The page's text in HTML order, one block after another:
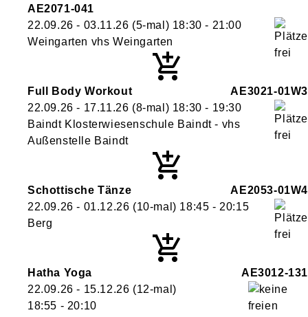
AE2071-041
22.09.26 - 03.11.26 (5-mal) 18:30 - 21:00
Weingarten vhs Weingarten
Full Body Workout
AE3021-01W3
22.09.26 - 17.11.26 (8-mal) 18:30 - 19:30
Baindt Klosterwiesenschule Baindt - vhs
Außenstelle Baindt
Schottische Tänze
AE2053-01W4
22.09.26 - 01.12.26 (10-mal) 18:45 - 20:15
Berg
Hatha Yoga
AE3012-131
22.09.26 - 15.12.26 (12-mal)
18:55 - 20:10